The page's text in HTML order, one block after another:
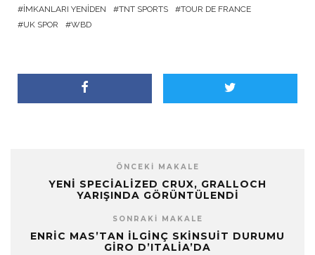
İMKANLARI YENIDEN
TNT SPORTS
TOUR DE FRANCE
UK SPOR
WBD
ÖNCEKI MAKALE
YENI SPECIALIZED CRUX, GRALLOCH
YARIŞINDA GÖRÜNTÜLENDI
SONRAKI MAKALE
ENRIC MAS’TAN İLGINÇ SKINSUIT DURUMU
GIRO D’ITALIA’DA